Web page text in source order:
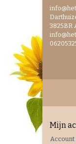
3825BR
Mijn